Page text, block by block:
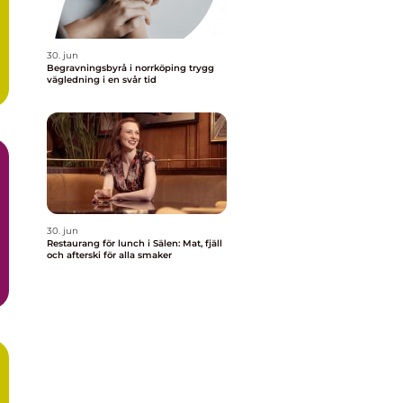
30. jun
Begravningsbyrå i norrköping trygg
vägledning i en svår tid
30. jun
Restaurang för lunch i Sälen: Mat, fjäll
och afterski för alla smaker